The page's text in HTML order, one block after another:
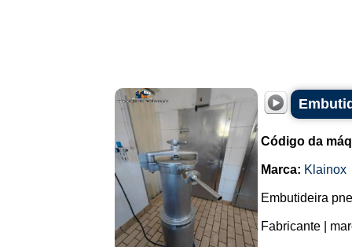
Código da
Marca: Klainox
Embutideira
Fabricante |